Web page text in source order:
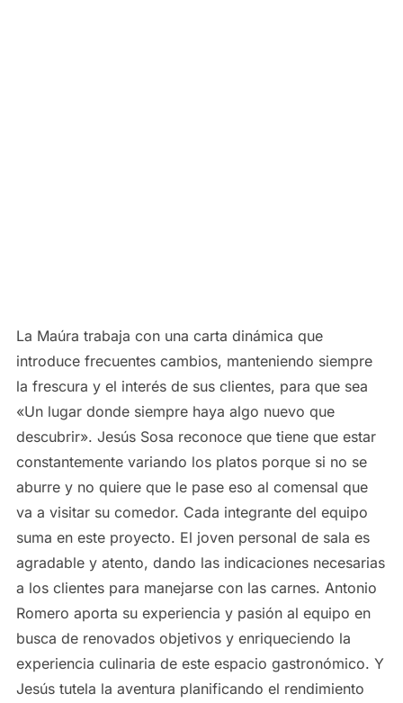
La Maúra trabaja con una carta dinámica que
introduce frecuentes cambios, manteniendo siempre
la frescura y el interés de sus clientes, para que sea
«Un lugar donde siempre haya algo nuevo que
descubrir». Jesús Sosa reconoce que tiene que estar
constantemente variando los platos porque si no se
aburre y no quiere que le pase eso al comensal que
va a visitar su comedor. Cada integrante del equipo
suma en este proyecto. El joven personal de sala es
agradable y atento, dando las indicaciones necesarias
a los clientes para manejarse con las carnes. Antonio
Romero aporta su experiencia y pasión al equipo en
busca de renovados objetivos y enriqueciendo la
experiencia culinaria de este espacio gastronómico. Y
Jesús tutela la aventura planificando el rendimiento